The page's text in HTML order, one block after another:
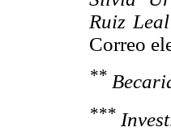
Ruiz
Correo
**
***